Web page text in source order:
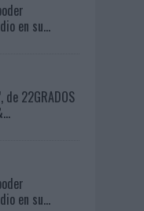
en su...
de 22GRADOS
en su...